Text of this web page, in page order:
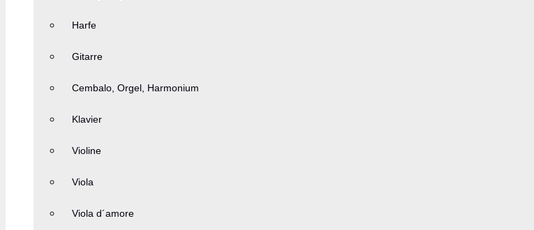
Harfe
Gitarre
Cembalo, Orgel, Harmonium
Klavier
Violine
Viola
Viola d´amore